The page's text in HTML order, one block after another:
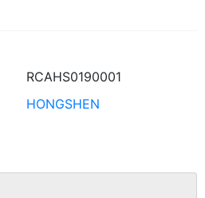
RCAHS0190001
HONGSHEN